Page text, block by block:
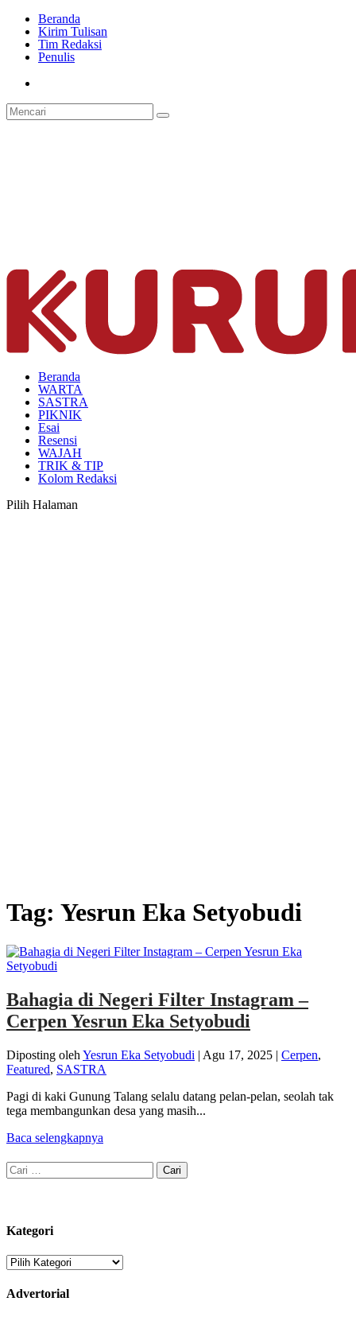
Beranda
Kirim Tulisan
Tim Redaksi
Penulis
Beranda
WARTA
SASTRA
PIKNIK
Esai
Resensi
WAJAH
TRIK & TIP
Kolom Redaksi
Pilih Halaman
Tag: Yesrun Eka Setyobudi
Bahagia di Negeri Filter Instagram –
Cerpen Yesrun Eka Setyobudi
Diposting oleh Yesrun Eka Setyobudi | Agu 17, 2025 | Cerpen,
Featured, SASTRA
Pagi di kaki Gunung Talang selalu datang pelan-pelan, seolah tak
tega membangunkan desa yang masih...
Baca selengkapnya
Cari
untuk:
Kategori
Kategori
Advertorial